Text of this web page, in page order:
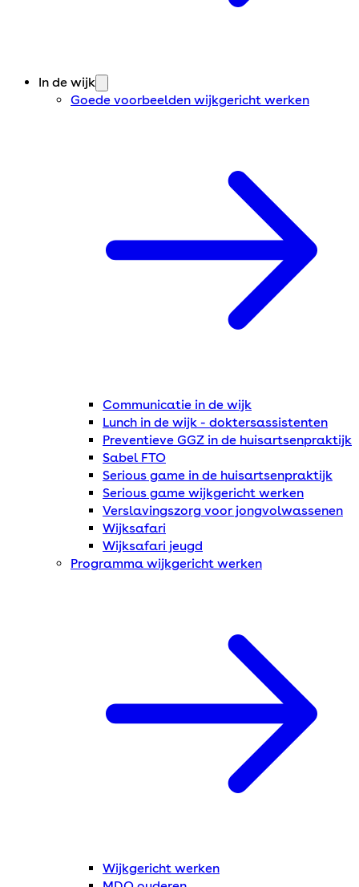
In de wijk
Goede voorbeelden wijkgericht werken
Communicatie in de wijk
Lunch in de wijk - doktersassistenten
Preventieve GGZ in de huisartsenpraktijk
Sabel FTO
Serious game in de huisartsenpraktijk
Serious game wijkgericht werken
Verslavingszorg voor jongvolwassenen
Wijksafari
Wijksafari jeugd
Programma wijkgericht werken
Wijkgericht werken